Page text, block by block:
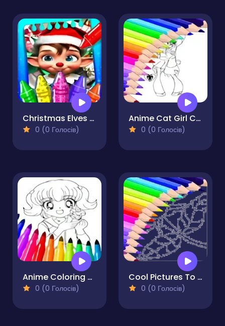
Christmas Elves Coloring Game
0 (0 Голосів)
Anime Cat Girl Coloring Pages
0 (0 Голосів)
Anime Coloring Pages For Kids
0 (0 Голосів)
Cool Pictures To Paint For Kids
0 (0 Голосів)